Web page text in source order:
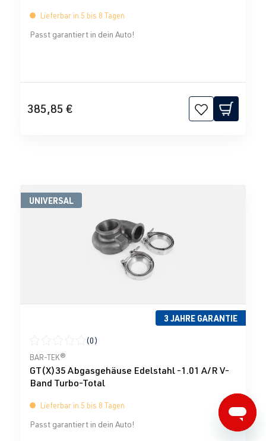
Lieferbar in 5 bis 8 Tagen
Passt garantiert in dein Auto!
385,85 €
UNIVERSAL
3 JAHRE GARANTIE
Durchschnittliche Bewertung von 0 von 5 Sternen
(0)
BAR-TEK®
GT(X)35 Abgasgehäuse Edelstahl -1.01 A/R V-
Band Turbo-Total
Lieferbar in 5 bis 8 Tagen
Passt garantiert in dein Auto!